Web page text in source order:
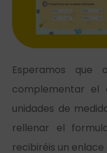
Esperamos que
complementar el
unidades de
rellenar el
recibiréis un enlace